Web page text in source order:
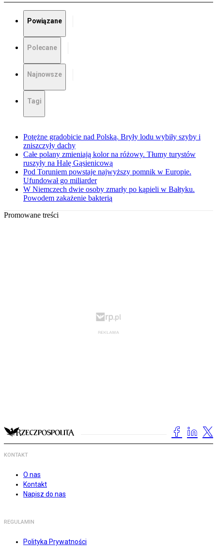
Powiązane
Polecane
Najnowsze
Tagi
Potężne gradobicie nad Polską. Bryły lodu wybiły szyby i
zniszczyły dachy
Całe polany zmieniają kolor na różowy. Tłumy turystów
ruszyły na Halę Gąsienicową
Pod Toruniem powstaje najwyższy pomnik w Europie.
Ufundował go miliarder
W Niemczech dwie osoby zmarły po kąpieli w Bałtyku.
Powodem zakażenie bakterią
Promowane treści
KONTAKT
O nas
Kontakt
Napisz do nas
REGULAMIN
Polityka Prywatności